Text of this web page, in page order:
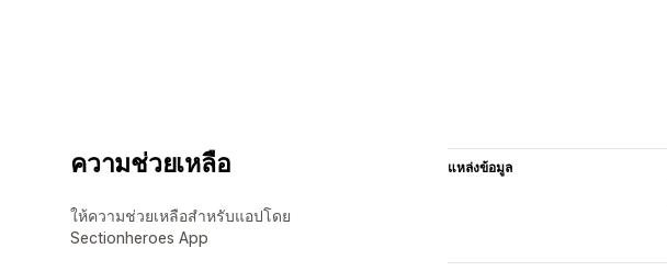
ความช่วยเหลือ
ให้ความช่วยเหลือสำหรับแอปโดย
Sectionheroes App
แหล่งข้อมูล